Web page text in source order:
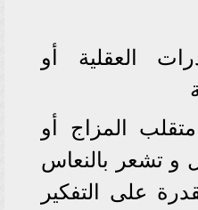
العقلية أو
المزاج أو
و تشعر بالنعاس
على التفكير